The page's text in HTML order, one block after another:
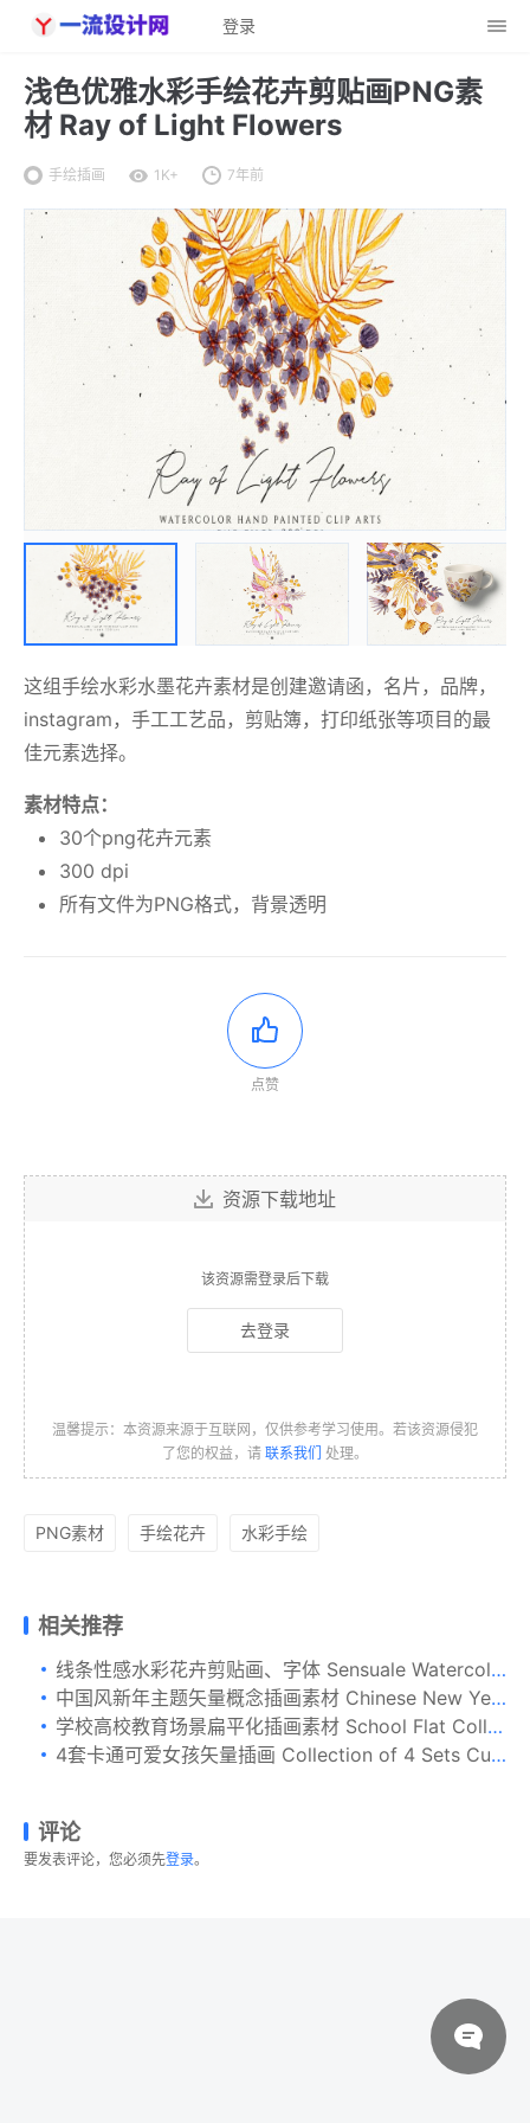
登录
浅色优雅水彩手绘花卉剪贴画PNG素
材 Ray of Light Flowers
手绘插画 1K+ 7年前
这组手绘水彩水墨花卉素材是创建邀请函，名片，品牌，
instagram，手工工艺品，剪贴簿，打印纸张等项目的最
佳元素选择。
素材特点：
30个png花卉元素
300 dpi
所有文件为PNG格式，背景透明
点赞
资源下载地址
该资源需登录后下载
去登录
温馨提示：本资源来源于互联网，仅供参考学习使用。若该资源侵犯
了您的权益，请 联系我们 处理。
PNG素材 手绘花卉 水彩手绘
相关推荐
线条性感水彩花卉剪贴画、字体 Sensuale Watercolor Floral Clipart
中国风新年主题矢量概念插画素材 Chinese New Year Vector Concept Illustration
学校高校教育场景扁平化插画素材 School Flat Collection
4套卡通可爱女孩矢量插画 Collection of 4 Sets Cute Girls
评论
要发表评论，您必须先登录。